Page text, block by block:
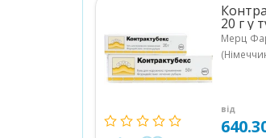
20 г у
Мерц
від